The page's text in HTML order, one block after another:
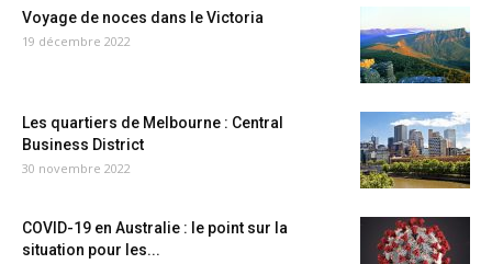
Voyage de noces dans le Victoria
19 décembre 2022
Les quartiers de Melbourne : Central
Business District
30 novembre 2022
COVID-19 en Australie : le point sur la
situation pour les...